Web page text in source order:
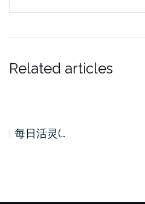
Related articles
每日活灵(…